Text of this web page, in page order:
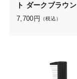
ト ダークブラウン
7,700 円 （税込）